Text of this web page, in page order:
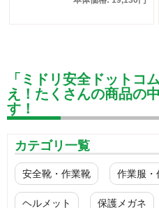
「ミドリ安全ドットコ
え！たくさんの商品の
す！
カテゴリ一覧
安全靴・作業靴 作業服・
ヘルメット 保護メガネ